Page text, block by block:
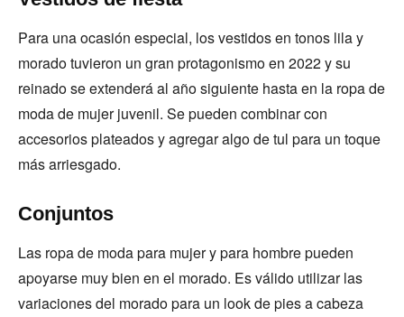
Para una ocasión especial, los vestidos en tonos lila y
morado tuvieron un gran protagonismo en 2022 y su
reinado se extenderá al año siguiente hasta en la ropa de
moda de mujer juvenil. Se pueden combinar con
accesorios plateados y agregar algo de tul para un toque
más arriesgado.
Conjuntos
Las ropa de moda para mujer y para hombre pueden
apoyarse muy bien en el morado. Es válido utilizar las
variaciones del morado para un look de pies a cabeza